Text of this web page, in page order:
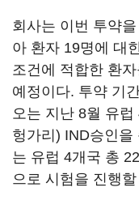
회사는 이번 투약
아 환자 19명에 대
조건에 적합한 환
예정이다. 투약 기
오는 지난 8월 유
헝가리) IND승인
는 유럽 4개국 총
으로 시험을 진행